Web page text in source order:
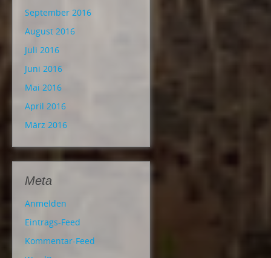
September 2016
August 2016
Juli 2016
Juni 2016
Mai 2016
April 2016
März 2016
Meta
Anmelden
Eintrags-Feed
Kommentar-Feed